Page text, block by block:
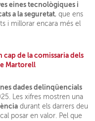
eines tecnològiques i
a la seguretat, que ens
i millorar encara més el
cap de la comissaria dels
Martorell
dades delinqüencials
Les xifres mostren una
durant els darrers deu
posar en valor. Pel que